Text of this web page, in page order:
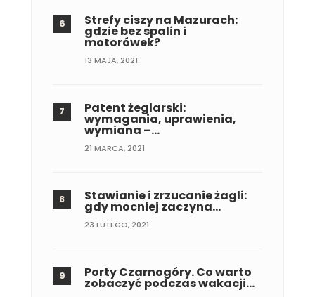
Strefy ciszy na Mazurach:
gdzie bez spalin i
motorówek?
13 MAJA, 2021
Patent żeglarski:
wymagania, uprawienia,
wymiana –…
21 MARCA, 2021
Stawianie i zrzucanie żagli:
gdy mocniej zaczyna…
23 LUTEGO, 2021
Porty Czarnogóry. Co warto
zobaczyć podczas wakacji…